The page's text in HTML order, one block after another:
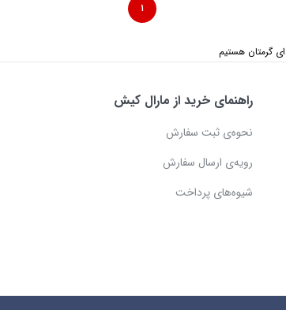
۱
راهنمای خرید از مارال کیش
نحوه‌ی ثبت سفارش
رویه‌ی ارسال سفارش
شیوه‌های پرداخت